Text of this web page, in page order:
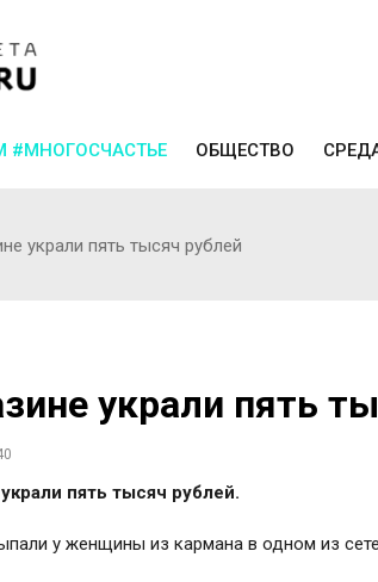
#МНОГОСЧАСТЬЕ ОБЩЕСТВО
украли пять тысяч рублей
украли пять
пять тысяч рублей.
у женщины из кармана в одном из